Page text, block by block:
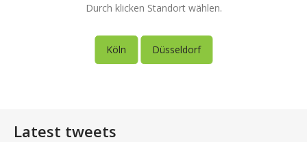
Durch klicken Standort wählen.
Köln Düsseldorf
Latest tweets